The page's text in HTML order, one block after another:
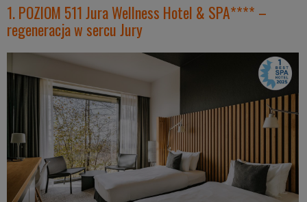
1. POZIOM 511 Jura Wellness Hotel & SPA**** –
regeneracja w sercu Jury